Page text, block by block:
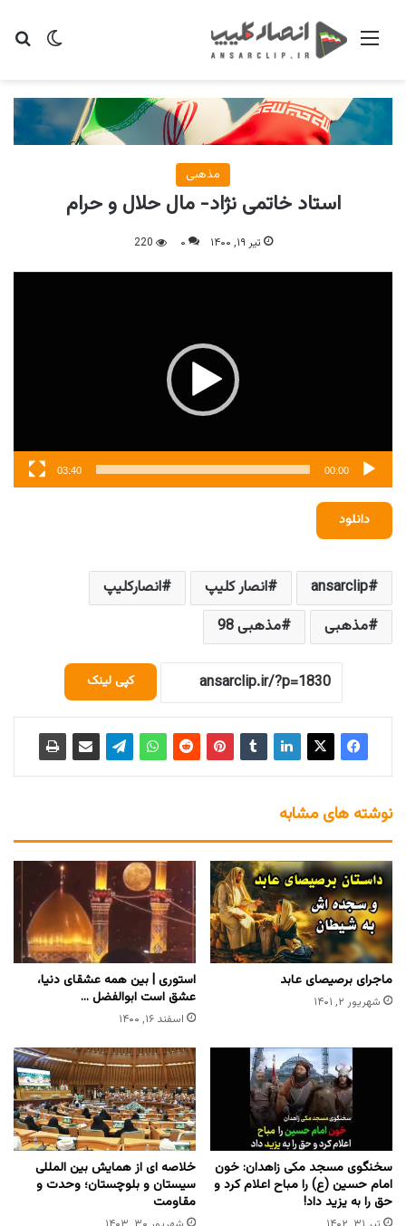
تغییر منو
مذهبی
استاد خاتمی نژاد- مال حلال و حرام
تیر ۱۹, ۱۴۰۰ ۰ 220
نمایشگر
00:00
03:40
دانلود
ansarclip انصار کلیپ
انصارکلیپ
مذهبی
مذهبی 98
کپی لینک
نوشته های مشابه
ماجرای برصیصای عابد
شهریور ۲, ۱۴۰۱
استوری | بین همه عشقای دنیا،
عشق است ابوالفضل …
اسفند ۱۶, ۱۴۰۰
سخنگوی مسجد مکی زاهدان: خون
امام حسین (ع) را مباح اعلام کرد و
حق را به یزید داد!
خلاصه ای از همایش بین المللی
سیستان و بلوچستان؛ وحدت و
مقاومت